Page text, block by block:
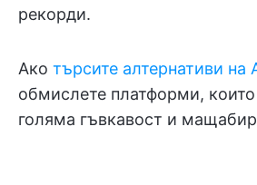
рекорди.
Ако търсите алтернативи на
обмислете платформи,
голяма гъвкавост и